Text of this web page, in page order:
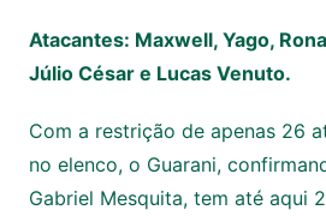
Atacantes: Maxwell, Yago,
Júlio César e Lucas Venuto.
Com a restrição de apenas 26
no elenco, o Guarani,
Gabriel Mesquita, tem até aqui